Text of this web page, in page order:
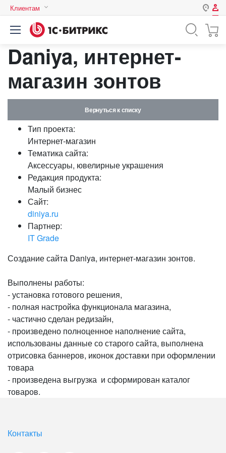
Клиентам
Казахстан
Авторизация
Логин
Пароль
Забыли свой пароль?
Daniya, интернет-
магазин зонтов
Вернуться к списку
Тип проекта:
Интернет-магазин
Тематика сайта:
Аксессуары, ювелирные украшения
Редакция продукта:
Малый бизнес
Сайт:
diniya.ru
Партнер:
IT Grade
Создание сайта Daniya, интернет-магазин зонтов.
Выполнены работы:
- установка готового решения,
- полная настройка функционала магазина,
- частично сделан редизайн,
- произведено полноценное наполнение сайта,
использованы данные со старого сайта, выполнена
отрисовка баннеров, иконок доставки при оформлении
товара
- произведена выгрузка и сформирован каталог
товаров.
Контакты